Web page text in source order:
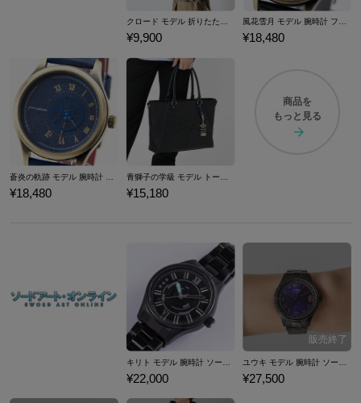
クロード モデル 折りたたみ傘 ファイアーエムブレム 風花雪月
¥9,900
風花雪月 モデル 腕時計 ファイアーエムブレム
¥18,480
¥18,480 ¥15,180
商品を
もっと見る
¥22,000 ¥27,500